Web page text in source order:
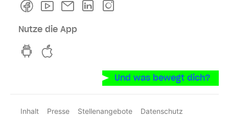
FacebookYoutubeNewsletterLinkedln
Nutze die App
hvv switch App auf GooglePlay
Und was bewegt dich?
Inhalt Presse Stellenangebote
Datenschutz